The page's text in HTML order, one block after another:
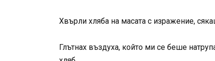
Хвърли хляба на масата с изражение,
Глътнах въздуха, който ми се беше